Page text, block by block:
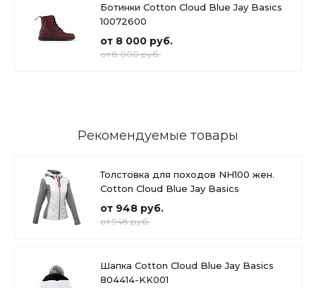
Ботинки Cotton Cloud Blue Jay Basics
10072600
от 8 000 руб.
от 8 000 руб.
Рекомендуемые товары
Толстовка для походов NH100 жен.
Cotton Cloud Blue Jay Basics
от 948 руб.
от 948 руб.
Шапка Cotton Cloud Blue Jay Basics
804414-KK001